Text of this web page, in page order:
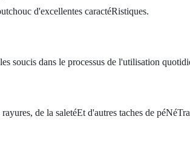
d'excellentes caractéRistiques.
soucis dans le processus de l'utilisation
de la saletéEt d'autres taches de